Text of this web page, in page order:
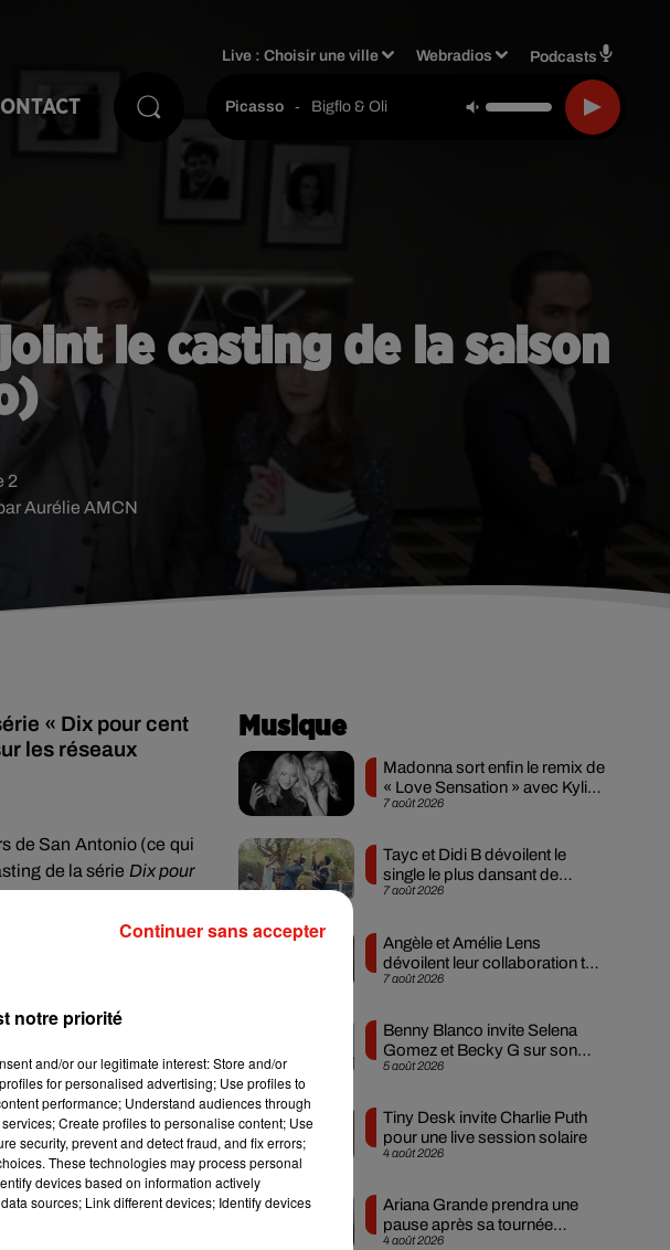
Live :Choisir une ville Webradios Podcasts
Picasso - Bigflo & Oli
le casting de la saison
Aurélie AMCN
2
« Dix pour cent
les réseaux
de San Antonio (ce qui
de la série Dix pour
de la saison 4 aux
Kiberlain, Charlotte
Netflix intitulée
Musique
7 août 2026
Madonna sort enfin le remix de
« Love Sensation » avec Kylie
Minogue
7 août 2026
Tayc et Didi B dévoilent le
single le plus dansant de
l’année
7 août 2026
Angèle et Amélie Lens
dévoilent leur collaboration tant
attendue
5 août 2026
Benny Blanco invite Selena
Gomez et Becky G sur son
nouveau single
4 août 2026
Tiny Desk invite Charlie Puth
pour une live session solaire
4 août 2026
Ariana Grande prendra une
pause après sa tournée
mondiale
notre priorité
and/or our legitimate interest: Store and/or
for personalised advertising; Use profiles to
performance; Understand audiences through
Create profiles to personalise content; Use
security, prevent and detect fraud, and fix errors;
These technologies may process personal
devices based on information actively
sources; Link different devices; Identify devices
Continuer sans accepter